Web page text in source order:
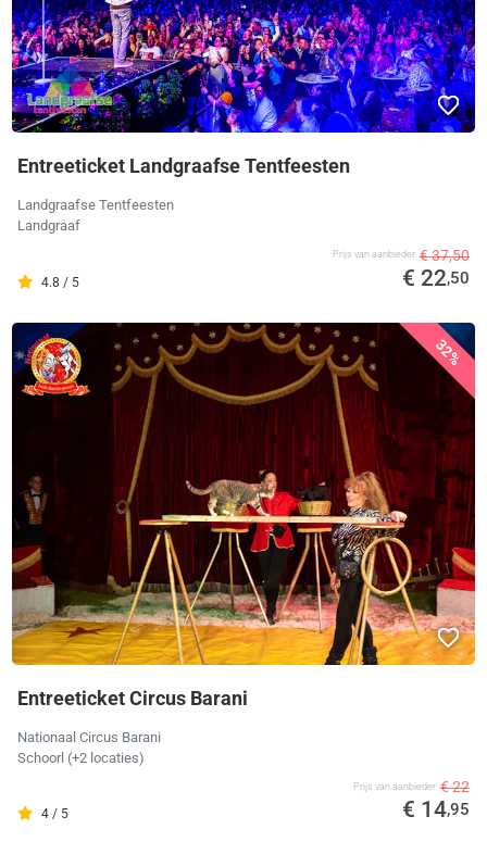
Entreeticket Landgraafse Tentfeesten
Landgraafse Tentfeesten
Landgraaf
4.8 / 5
Prijs van aanbieder € 37,50
€ 22,50
32%
Entreeticket Circus Barani
Nationaal Circus Barani
Schoorl (+2 locaties)
4 / 5
Prijs van aanbieder € 22
€ 14,95